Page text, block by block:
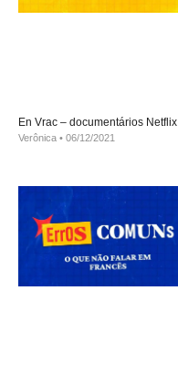
En Vrac – documentários Netflix
Verônica 06/12/2021